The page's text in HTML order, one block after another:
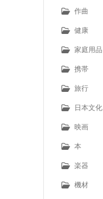
作曲
健康
家庭用品
携帯
旅行
日本文化
映画
本
楽器
機材